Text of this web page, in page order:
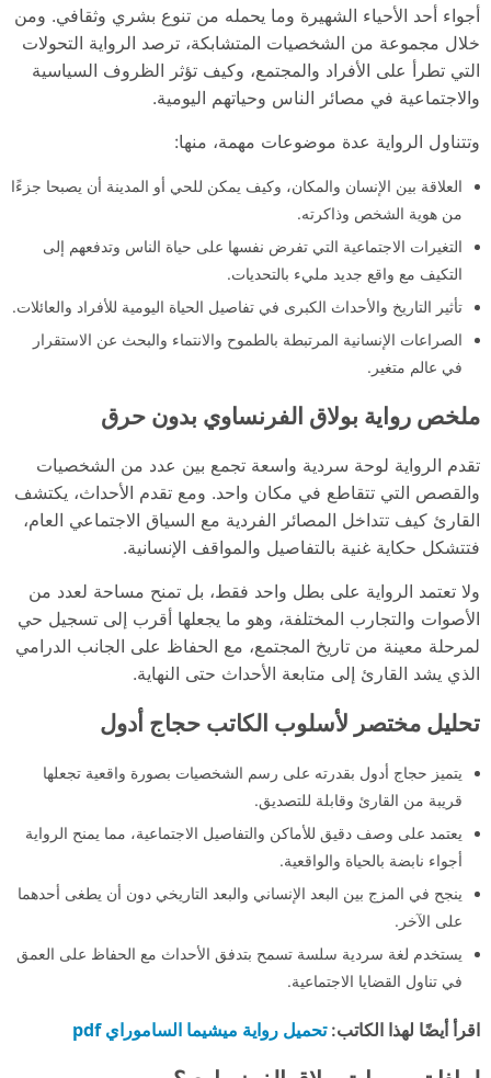
أجواء أحد الأحياء الشهيرة وما يحمله من تنوع بشري وثقافي. ومن
خلال مجموعة من الشخصيات المتشابكة، ترصد الرواية التحولات
التي تطرأ على الأفراد والمجتمع، وكيف تؤثر الظروف السياسية
والاجتماعية في مصائر الناس وحياتهم اليومية.
وتتناول الرواية عدة موضوعات مهمة، منها:
العلاقة بين الإنسان والمكان، وكيف يمكن للحي أو المدينة أن يصبحا جزءًا
من هوية الشخص وذاكرته.
التغيرات الاجتماعية التي تفرض نفسها على حياة الناس وتدفعهم إلى
التكيف مع واقع جديد مليء بالتحديات.
تأثير التاريخ والأحداث الكبرى في تفاصيل الحياة اليومية للأفراد والعائلات.
الصراعات الإنسانية المرتبطة بالطموح والانتماء والبحث عن الاستقرار
في عالم متغير.
ملخص رواية بولاق الفرنساوي بدون حرق
تقدم الرواية لوحة سردية واسعة تجمع بين عدد من الشخصيات
والقصص التي تتقاطع في مكان واحد. ومع تقدم الأحداث، يكتشف
القارئ كيف تتداخل المصائر الفردية مع السياق الاجتماعي العام،
فتتشكل حكاية غنية بالتفاصيل والمواقف الإنسانية.
ولا تعتمد الرواية على بطل واحد فقط، بل تمنح مساحة لعدد من
الأصوات والتجارب المختلفة، وهو ما يجعلها أقرب إلى تسجيل حي
لمرحلة معينة من تاريخ المجتمع، مع الحفاظ على الجانب الدرامي
الذي يشد القارئ إلى متابعة الأحداث حتى النهاية.
تحليل مختصر لأسلوب الكاتب حجاج أدول
يتميز حجاج أدول بقدرته على رسم الشخصيات بصورة واقعية تجعلها
قريبة من القارئ وقابلة للتصديق.
يعتمد على وصف دقيق للأماكن والتفاصيل الاجتماعية، مما يمنح الرواية
أجواء نابضة بالحياة والواقعية.
ينجح في المزج بين البعد الإنساني والبعد التاريخي دون أن يطغى أحدهما
على الآخر.
يستخدم لغة سردية سلسة تسمح بتدفق الأحداث مع الحفاظ على العمق
في تناول القضايا الاجتماعية.
اقرأ أيضًا لهذا الكاتب:تحميل رواية ميشيما الساموراي pdf